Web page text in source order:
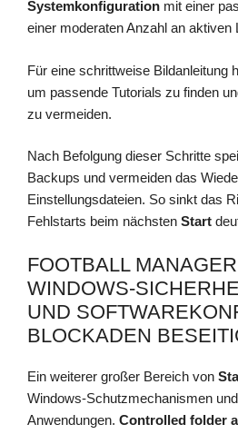
Systemkonfiguration mit einer
einer moderaten Anzahl an aktiven
Für eine schrittweise Bildanleitung
um passende Tutorials zu finden
zu vermeiden.
Nach Befolgung dieser Schritte
Backups und vermeiden das
Einstellungsdateien. So sinkt das
Fehlstarts beim nächsten Start
FOOTBALL
WINDOWS-
UND
BLOCKADEN
Ein weiterer großer Bereich von
Windows-Schutzmechanismen
Anwendungen. Controlled folder